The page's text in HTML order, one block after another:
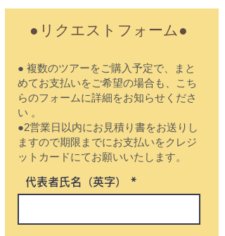
●リクエストフォーム●
● 複数のツアーをご購入予定で、まと
めてお支払いをご希望の場合も、こち
らのフォームに詳細をお知らせくださ
い 。
●2営業日以内にお見積り書をお送りし
ますので期限までにお支払いをクレジ
ットカードにてお願いいたします。
代表者氏名（英字）